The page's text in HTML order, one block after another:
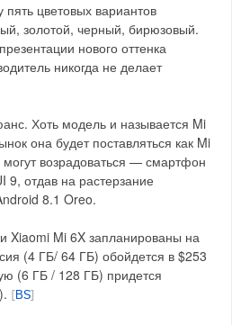
пять цветовых вариантов
золотой, черный, бирюзовый.
нового оттенка
никогда не делает
Хоть модель и называется Mi
она будет поставляться как Mi
возрадоваться — смартфон
9, отдав на растерзание
8.1 Oreo.
Xiaomi Mi 6X запланированы на
(4 ГБ/ 64 ГБ) обойдется в $253
(6 ГБ / 128 ГБ) придется
BS